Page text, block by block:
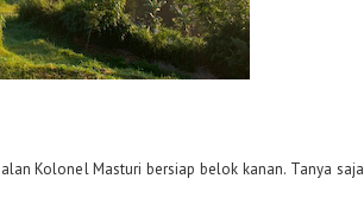
Kolonel Masturi bersiap belok kanan. Tanya saja